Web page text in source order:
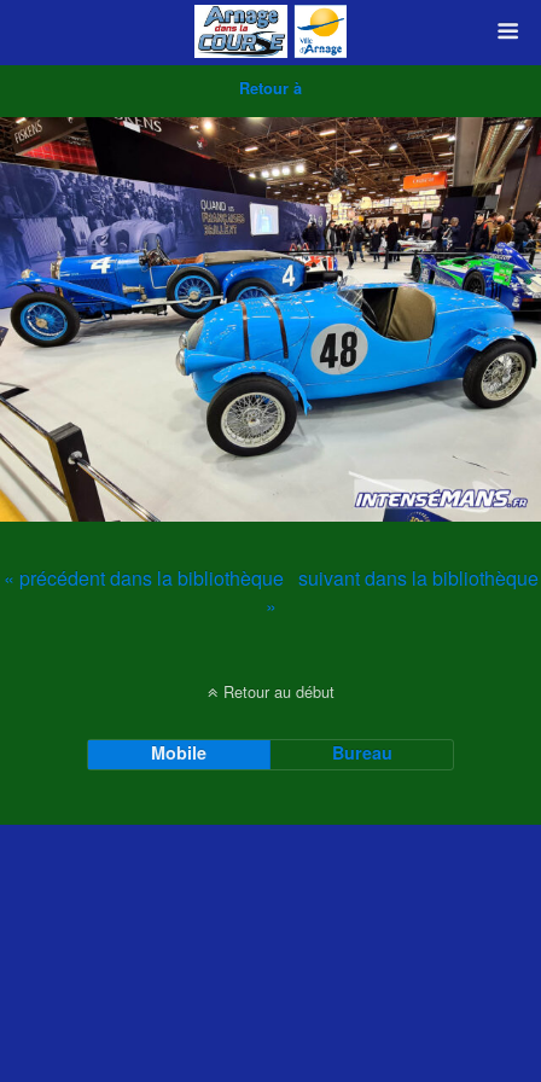
Retour à
« précédent dans la bibliothèque suivant dans la bibliothèque
»
Retour au début
Mobile Bureau